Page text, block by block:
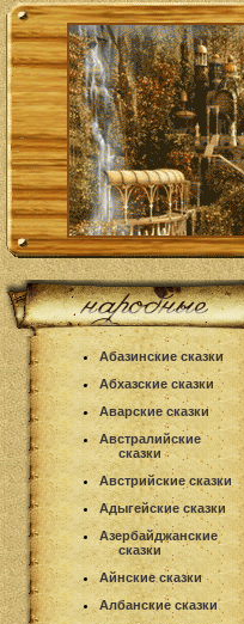
Абазинские сказки
Абхазские сказки
Аварские сказки
Австралийские
сказки
Австрийские сказки
Адыгейские сказки
Азербайджанские
сказки
Айнские сказки
Албанские сказки